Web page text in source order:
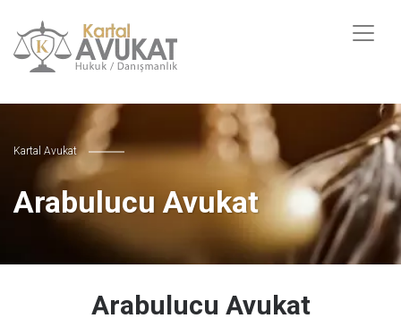
Kartal Avukat
Arabulucu Avukat
Arabulucu Avukat